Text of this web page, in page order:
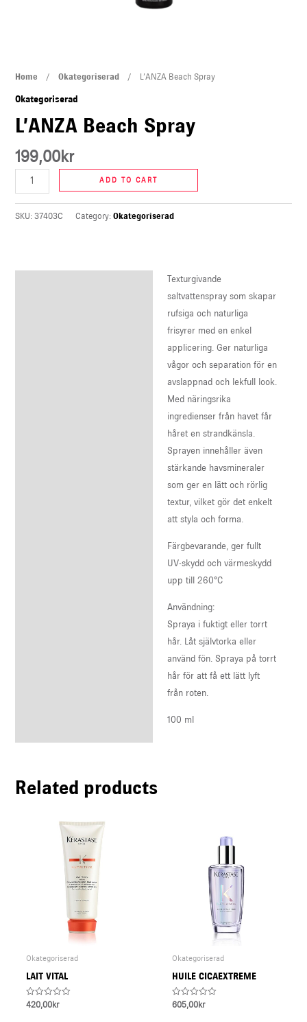
Home / Okategoriserad/ L’ANZA Beach Spray
Okategoriserad
L’ANZA Beach Spray
199,00kr
L'ANZA
Beach
quantity
ADD TO CART
SKU: 37403C Category: Okategoriserad
Texturgivande
saltvattenspray som skapar
rufsiga och naturliga
frisyrer med en enkel
applicering. Ger naturliga
vågor och separation för en
avslappnad och lekfull look.
Med näringsrika
ingredienser från havet får
håret en strandkänsla.
Sprayen innehåller även
stärkande havsmineraler
som ger en lätt och rörlig
textur, vilket gör det enkelt
att styla och forma.
Färgbevarande, ger fullt
UV-skydd och värmeskydd
upp till 260°C
Användning:
Spraya i fuktigt eller torrt
hår. Låt självtorka eller
använd fön. Spraya på torrt
hår för att få ett lätt lyft
från roten.
100 ml
Related products
Okategoriserad
LAIT VITAL
Rated
420,00kr
Okategoriserad
HUILE CICAEXTREME
Rated
605,00kr